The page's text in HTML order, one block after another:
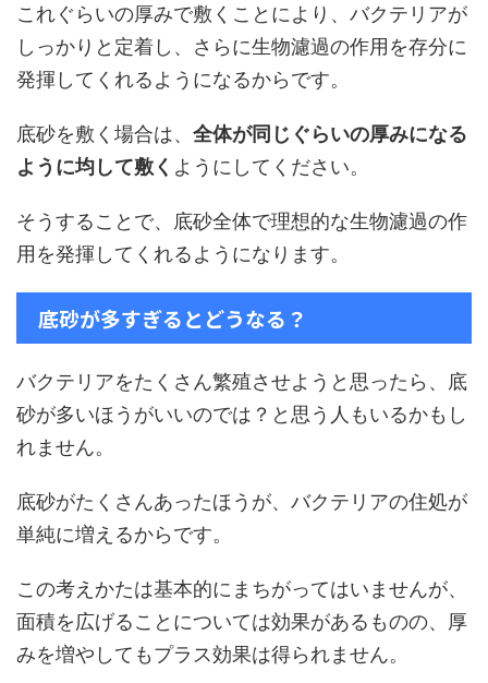
これぐらいの厚みで敷くことにより、バクテリアが
しっかりと定着し、さらに生物濾過の作用を存分に
発揮してくれるようになるからです。
底砂を敷く場合は、 全体が同じぐらいの厚みになる
ように均して敷く ようにしてください。
そうすることで、底砂全体で理想的な生物濾過の作
用を発揮してくれるようになります。
底砂が多すぎるとどうなる？
バクテリアをたくさん繁殖させようと思ったら、底
砂が多いほうがいいのでは？と思う人もいるかもし
れません。
底砂がたくさんあったほうが、バクテリアの住処が
単純に増えるからです。
この考えかたは基本的にまちがってはいませんが、
面積を広げることについては効果があるものの、厚
みを増やしてもプラス効果は得られません。